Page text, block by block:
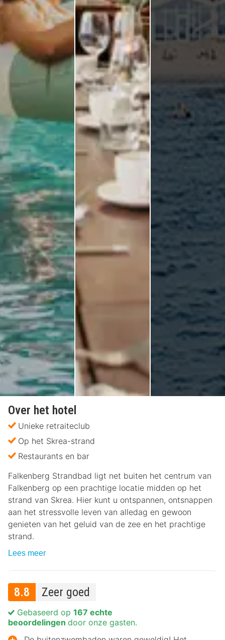
Over het hotel
Unieke retraiteclub
Op het Skrea-strand
Restaurants en bar
Falkenberg Strandbad ligt net buiten het centrum van
Falkenberg op een prachtige locatie midden op het
strand van Skrea. Hier kunt u ontspannen, ontsnappen
aan het stressvolle leven van alledag en gewoon
genieten van het geluid van de zee en het prachtige
strand.
Lees meer
8.8 Zeer goed
Gebaseerd op 167 echte
beoordelingen door onze gasten.